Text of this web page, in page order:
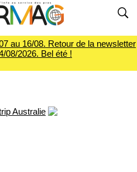
au 16/08. Retour de la newsletter
08/2026. Bel été !